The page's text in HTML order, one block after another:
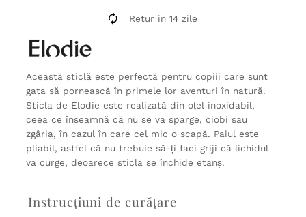
Retur in 14 zile
Această sticlă este perfectă pentru copiii care sunt
gata să pornească în primele lor aventuri în natură.
Sticla de Elodie este realizată din oțel inoxidabil,
ceea ce înseamnă că nu se va sparge, ciobi sau
zgâria, în cazul în care cel mic o scapă. Paiul este
pliabil, astfel că nu trebuie să-ți faci griji că lichidul
va curge, deoarece sticla se închide etanș.
Instrucțiuni de curățare